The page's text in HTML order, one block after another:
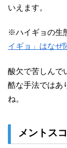
いえます。
※ハイギョの生
イギョ」はなぜ
酸欠で苦しんで
酷な手法ではあ
ね。
メントス